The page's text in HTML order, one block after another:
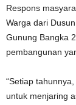
Respons
Warga dari
Gunung Bangka
pembangunan
“Setiap
untuk menjaring